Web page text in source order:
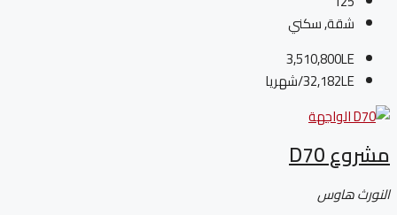
شقة, سكني
3,510,800LE
32,182LE/شهريا
مشروع D70
النورث هاوس